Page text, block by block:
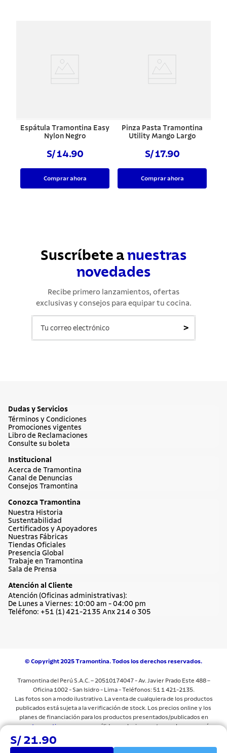
Espátula Tramontina Easy
Nylon Negro
S/ 14.90
Comprar ahora
Pinza Pasta Tramontina
Utility Mango Largo
S/ 17.90
Comprar ahora
S/ 21.90
Suscríbete a nuestras
novedades
Recibe primero lanzamientos, ofertas
exclusivas y consejos para equipar tu cocina.
>
Dudas y Servicios
Términos y Condiciones
Promociones vigentes
Libro de Reclamaciones
Consulte su boleta
Institucional
Acerca de Tramontina
Canal de Denuncias
Consejos Tramontina
Conozca Tramontina
Nuestra Historia
Sustentabilidad
Certificados y Apoyadores
Nuestras Fábricas
Tiendas Oficiales
Presencia Global
Trabaje en Tramontina
Sala de Prensa
Atención al Cliente
Atención (Oficinas administrativas):
De Lunes a Viernes: 10:00 am - 04:00 pm
Teléfono: +51 (1) 421-2135 Anx 214 o 305
© Copyright 2025 Tramontina. Todos los derechos reservados.
Tramontina del Perú S.A.C. – 20510174047 - Av. Javier Prado Este 488 –
Oficina 1002 - San Isidro - Lima - Teléfonos: 51 1 421-2135.
Las fotos son a modo ilustrativo. La venta de cualquiera de los productos
publicados está sujeta a la verificación de stock. Los precios online y los
planes de financiación para los productos presentados/publicados en
www.tramontina.com.peson válidos exclusivamente para la compra vía
internet en las páginas antes mencionadas. Las especificaciones técnicas y
descripciones están sujetas a cambios sin previo aviso.Todos los precios y